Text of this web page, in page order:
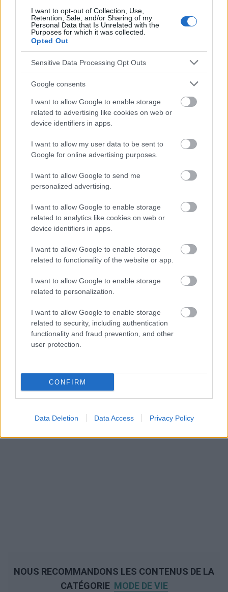
I want to opt-out of Collection, Use,
Retention, Sale, and/or Sharing of my
Personal Data that Is Unrelated with the
Purposes for which it was collected.
Opted Out
Sensitive Data Processing Opt Outs
Google consents
I want to allow Google to enable storage
related to advertising like cookies on web or
device identifiers in apps.
I want to allow my user data to be sent to
Google for online advertising purposes.
I want to allow Google to send me
personalized advertising.
I want to allow Google to enable storage
related to analytics like cookies on web or
device identifiers in apps.
I want to allow Google to enable storage
related to functionality of the website or app.
I want to allow Google to enable storage
related to personalization.
I want to allow Google to enable storage
related to security, including authentication
functionality and fraud prevention, and other
user protection.
CONFIRM
Data Deletion Data Access Privacy Policy
Les avantages de l'acrobatie Les relations sociales
Puissance musculaire
Santé mentale
Voir aussi en english polskim
Le contenu et les documents de ce site Web sont éducatifs et
responsables des effets de leur utilisation. Avant d'utiliser les
conseils et astuces contenus dans le site, vous devez
NOUS RECOMMANDONS LES CONTENUS DE LA
CATÉGORIE MODE DE VIE